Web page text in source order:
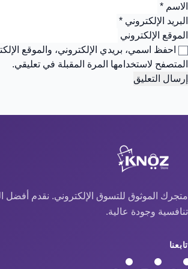
الاسم *
البريد الإلكتروني *
الموقع الإلكتروني
احفظ اسمي، بريدي الإلكتروني، والموقع
المتصفح لاستخدامها المرة المقبلة في تعليقي.
متجرك الموثوق للتسوق الإلكتروني. نقدم أفضل
تنافسية وجودة عالية.
تابعنا